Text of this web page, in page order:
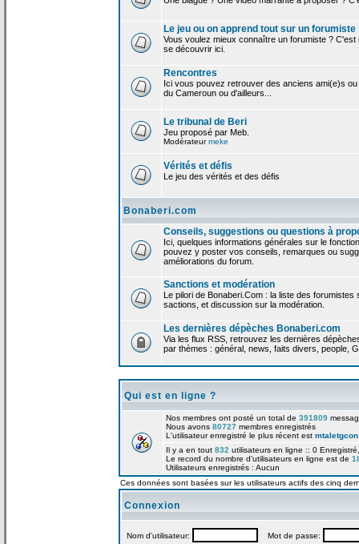
Le jeu ou on apprend tout sur un forumiste
Vous voulez mieux connaître un forumiste ? C'est
se découvrir ici.
Rencontres
Ici vous pouvez retrouver des anciens ami(e)s
du Cameroun ou d'ailleurs...
Le tribunal de Beri
Jeu proposé par Meb.
Modérateurmeke
Vérités et défis
Le jeu des vérités et des défis
Bonaberi.com
Conseils, suggestions ou questions à
Ici, quelques informations générales sur le
pouvez y poster vos conseils, remarques ou
améliorations du forum.
Sanctions et modération
Le pilori de Bonaberi.Com : la liste des
sactions, et discussion sur la modération.
Les dernières dépèches Bonaberi.com
Via les flux RSS, retrouvez les dernières
par thèmes : général, news, faits divers, people,
Qui est en ligne ?
Nos membres ont posté un total de 391809
Nous avons 80727 membres enregistrés
L'utilisateur enregistré le plus récent est mtaletgcon
Il y a en tout 832 utilisateurs en ligne :: 0
Le record du nombre d'utilisateurs en ligne est de
Utilisateurs enregistrés : Aucun
Ces données sont basées sur les utilisateurs actifs des cinq
Connexion
Nom d'utilisateur: Mot de passe: